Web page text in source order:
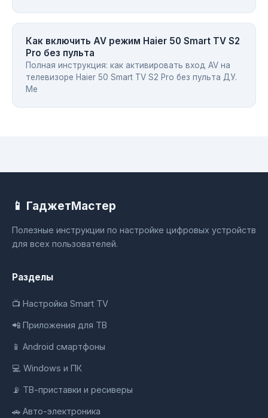
Как включить AV режим Haier 50 Smart TV S2
Pro без пульта
Полная инструкция: как активировать вход AV на
телевизоре Haier 50 Smart TV S2 Pro без пульта ДУ.
Ме
📱 ГаджетМастер
Полезные инструкции по настройке цифровых устройств
для всех пользователей.
Разделы
📺 Настройка Smart TV
📲 Приложения для ТВ
📱 Android смартфоны
💻 Windows и ПК
📡 ТВ-приставки и ресиверы
🚗 Авто-электроника